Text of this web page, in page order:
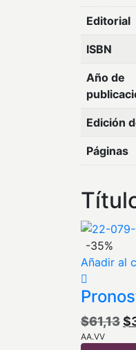
Editorial
ISBN
Año de
Edición
Páginas
-35%
Añadir al
$61,13El
$
AA.VV